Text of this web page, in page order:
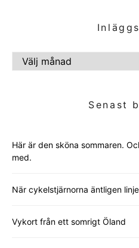
INLÄGGSARKIV
Senast
Här är den sköna sommaren.
med.
När cykelstjärnorna äntligen
Vykort från ett somrigt Öland